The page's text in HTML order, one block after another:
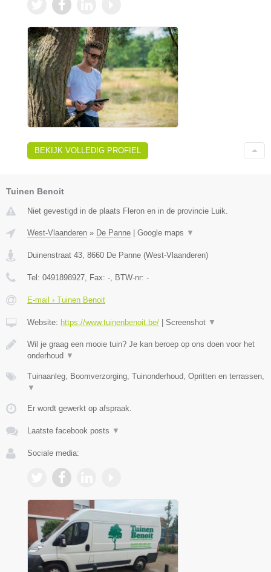
BEKIJK VOLLEDIG PROFIEL
Tuinen Benoit
Niet gevestigd in de plaats Fleron en in de provincie Luik.
West-Vlaanderen » De Panne | Google maps ▼
Duinenstraat 43 8660 De Panne (West-Vlaanderen)
Tel: 0491898927 , Fax: - , BTW-nr: -
E-mail › Tuinen Benoit
Website: https://www.tuinenbenoit.be/ | Screenshot ▼
Wil je graag een mooie tuin? Je kan beroep op ons doen voor het
onderhoud ▼
Tuinaanleg, Boomverzorging, Tuinonderhoud, Opritten en terrassen,
▼
Er wordt gewerkt op afspraak.
Laatste facebook posts ▼
Sociale media: